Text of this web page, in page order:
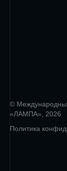
©
«ЛАМПА», 2026
Политика